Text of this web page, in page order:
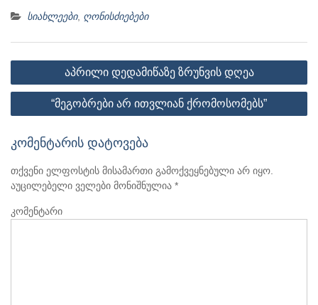
სიახლეები, ღონისძიებები
პოსტის
ნავიგაცია
აპრილი დედამიწაზე ზრუნვის დღეა
“მეგობრები არ ითვლიან ქრომოსომებს”
კომენტარის დატოვება
თქვენი ელფოსტის მისამართი გამოქვეყნებული არ იყო.
აუცილებელი ველები მონიშნულია *
კომენტარი